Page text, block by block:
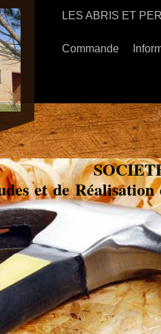
LES ABRIS ET
Commande
et de
: 05